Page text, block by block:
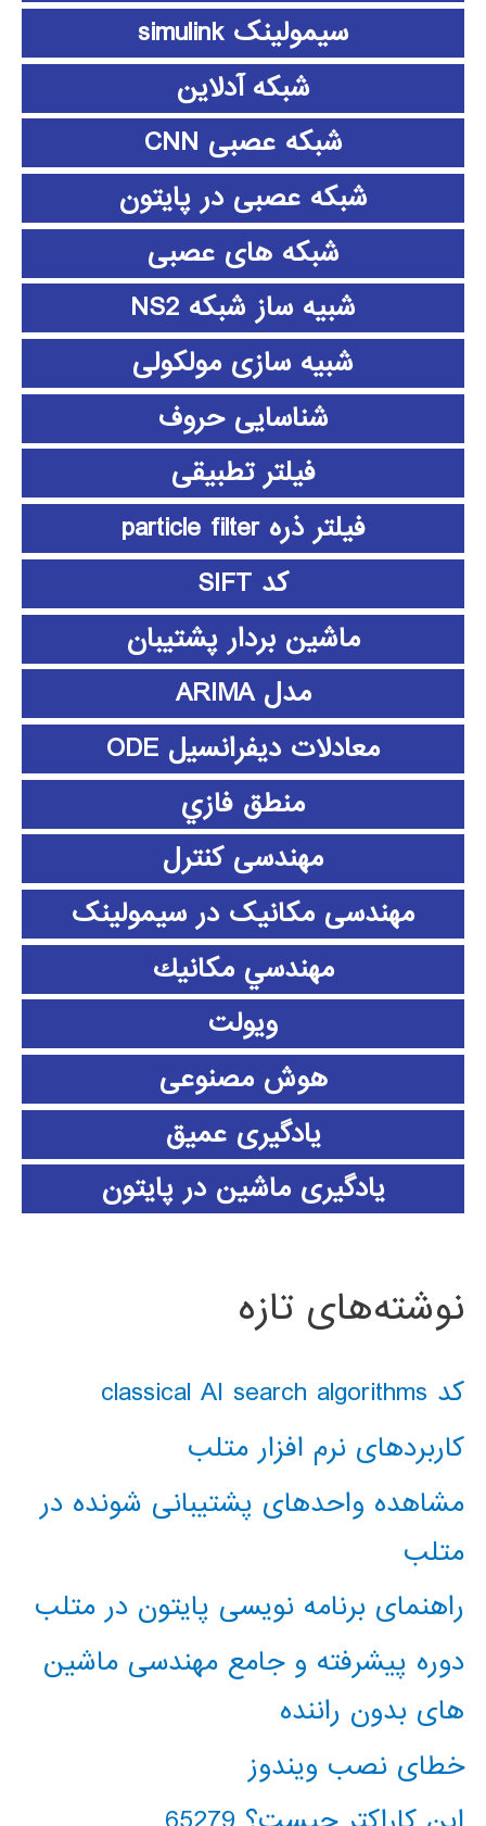
سیمولینک simulink
شبکه آدلاین
شبکه عصبی CNN
شبکه عصبی در پایتون
شبکه های عصبی
شبیه ساز شبکه NS2
شبیه سازی مولکولی
شناسایی حروف
فیلتر تطبیقی
فیلتر ذره particle filter
کد SIFT
ماشین بردار پشتیبان
مدل ARIMA
معادلات دیفرانسیل ODE
منطق فازي
مهندسی کنترل
مهندسی مکانیک در سیمولینک
مهندسي مكانيك
ویولت
هوش مصنوعی
یادگیری عمیق
یادگیری ماشین در پایتون
نوشته‌های تازه
کد classical AI search algorithms
کاربردهای نرم افزار متلب
مشاهده واحدهای پشتیبانی شونده در
متلب
راهنمای برنامه نویسی پایتون در متلب
دوره پیشرفته و جامع مهندسی ماشین
های بدون راننده
خطای نصب ویندوز